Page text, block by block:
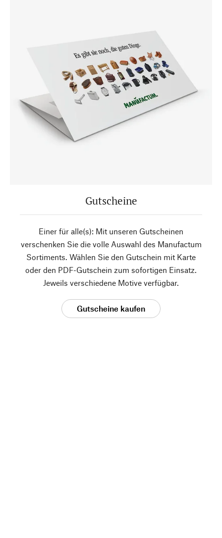
Gutscheine
Einer für alle(s): Mit unseren Gutscheinen
verschenken Sie die volle Auswahl des Manufactum
Sortiments. Wählen Sie den Gutschein mit Karte
oder den PDF-Gutschein zum sofortigen Einsatz.
Jeweils verschiedene Motive verfügbar.
Gutscheine kaufen